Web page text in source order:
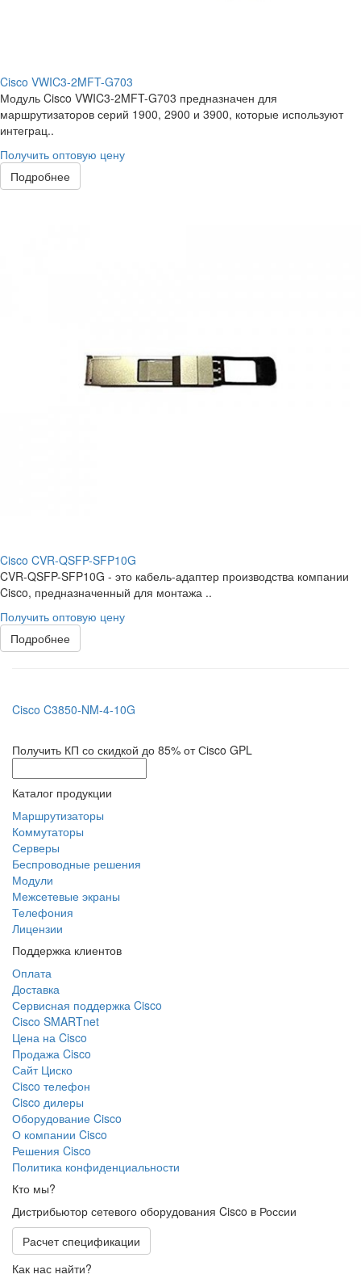
Cisco VWIC3-2MFT-G703
Модуль Cisco VWIC3-2MFT-G703 предназначен для
маршрутизаторов серий 1900, 2900 и 3900, которые используют
интеграц..
Получить оптовую цену
Подробнее
Cisco CVR-QSFP-SFP10G
CVR-QSFP-SFP10G - это кабель-адаптер производства компании
Cisco, предназначенный для монтажа ..
Получить оптовую цену
Подробнее
Cisco C3850-NM-4-10G
Получить КП со скидкой до 85% от Сisco GPL
Каталог продукции
Маршрутизаторы
Коммутаторы
Серверы
Беспроводные решения
Модули
Межсетевые экраны
Телефония
Лицензии
Поддержка клиентов
Оплата
Доставка
Сервисная поддержка Cisco
Cisco SMARTnet
Цена на Cisco
Продажа Cisco
Сайт Циско
Сisco телефон
Cisco дилеры
Оборудование Cisco
О компании Cisco
Решения Cisco
Политика конфиденциальности
Кто мы?
Дистрибьютор сетевого оборудования Cisco в России
Расчет спецификации
Как нас найти?